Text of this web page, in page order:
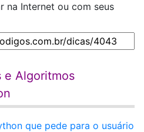
na Internet ou com seus
e Algoritmos
que pede para o usuário